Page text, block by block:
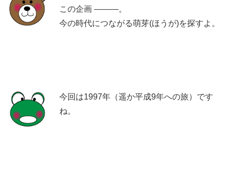
この企画 ―――。
今の時代につながる萌芽(ほうが)を探すよ。
今回は1997年（遥か平成9年への旅）です
ね。